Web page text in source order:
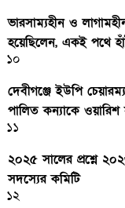
ভারসাম্যহীন ও
হয়েছিলেন, একই পথে
১০
দেবীগঞ্জে ইউপি
পালিত কন্যাকে
১১
২০২৫ সালের প্রশ্নে
সদস্যের কমিটি
১২